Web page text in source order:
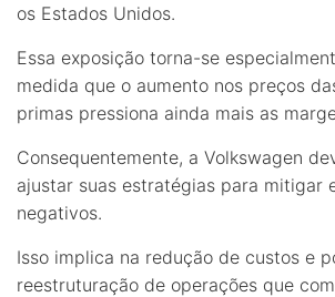
os Estados Unidos.
Essa exposição torna-se
medida que o aumento nos preços
primas pressiona ainda mais as
Consequentemente, a Volkswagen
ajustar suas estratégias para mitigar
negativos.
Isso implica na redução de custos e
reestruturação de operações que